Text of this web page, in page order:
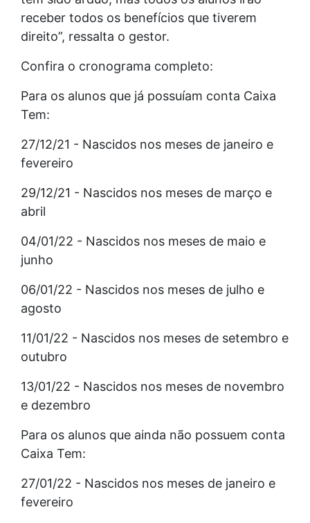
receber todos os benefícios que tiverem
direito”, ressalta o gestor.
Confira o cronograma completo:
Para os alunos que já possuíam conta Caixa
Tem:
27/12/21 - Nascidos nos meses de janeiro e
fevereiro
29/12/21 - Nascidos nos meses de março e
abril
04/01/22 - Nascidos nos meses de maio e
junho
06/01/22 - Nascidos nos meses de julho e
agosto
11/01/22 - Nascidos nos meses de setembro e
outubro
13/01/22 - Nascidos nos meses de novembro
e dezembro
Para os alunos que ainda não possuem conta
Caixa Tem:
27/01/22 - Nascidos nos meses de janeiro e
fevereiro